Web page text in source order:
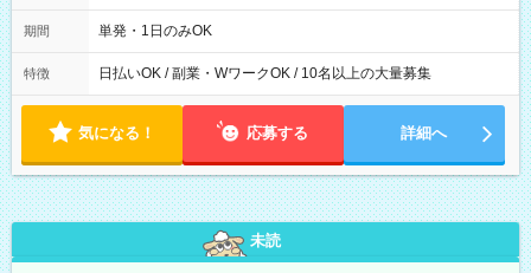
00～20：00
期間 単発・1日のみOK
特徴 日払いOK / 副業・WワークOK / 10名以上の大量募集
気になる！ 応募する 詳細へ
未読